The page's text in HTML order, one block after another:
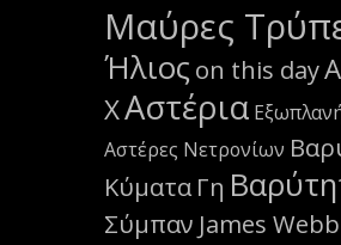
Μαύρες
Ήλιος on this day
ΧΑστέρια
Αστέρες Νετρονίων
Κύματα Γη
Σύμπαν James